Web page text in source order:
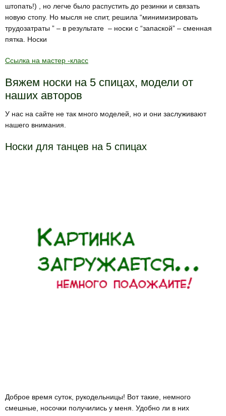
штопать!) , но легче было распустить до резинки и связать
новую стопу. Но мысля не спит, решила “минимизировать
трудозатраты ” – в результате – носки с “запаской” – сменная
пятка. Носки
Ссылка на мастер -класс
Вяжем носки на 5 спицах, модели от
наших авторов
У нас на сайте не так много моделей, но и они заслуживают
нашего внимания.
Носки для танцев на 5 спицах
Доброе время суток, рукодельницы! Вот такие, немного
смешные, носочки получились у меня. Удобно ли в них